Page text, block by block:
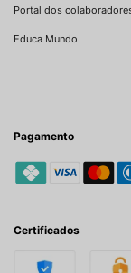
Portal dos
Educa Mundo
Pagamento
Certificados